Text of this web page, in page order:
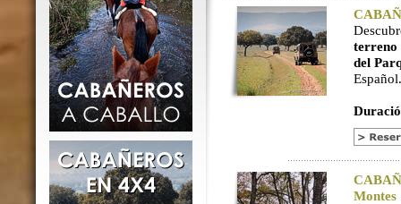
terreno
del
Español.
Montes